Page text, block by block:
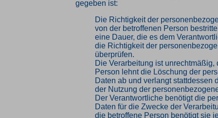
gegeben ist:
Die Richtigkeit der
von der betroffenen Person
eine Dauer, die es dem
die Richtigkeit der
überprüfen.
Die Verarbeitung ist unrechtmäßig,
Person lehnt die Löschung der
Daten ab und verlangt stattdessen
der Nutzung der
Der Verantwortliche benötigt die
Daten für die Zwecke der
die betroffene Person benötigt sie